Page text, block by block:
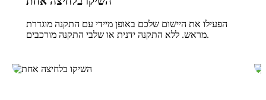
הפעילו את היישום שלכם באופן מיידי עם התקנה מוגדרת
מראש. ללא התקנה ידנית או שלבי התקנה מורכבים.